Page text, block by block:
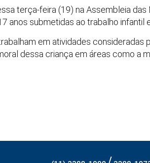
terça-feira (19) na Assembleia
anos submetidas ao trabalho infantil
em atividades consideradas
dessa criança em áreas como a
/